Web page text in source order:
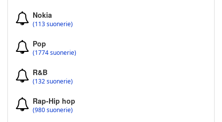
Nokia
(113 suonerie)
Pop
(1774 suonerie)
R&B
(132 suonerie)
Rap-Hip hop
(980 suonerie)